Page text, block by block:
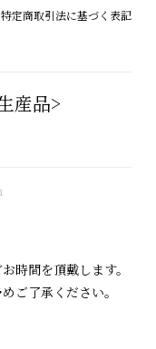
特定商取引法に基づく表記
産品>
時間を頂戴します。
ご了承ください。